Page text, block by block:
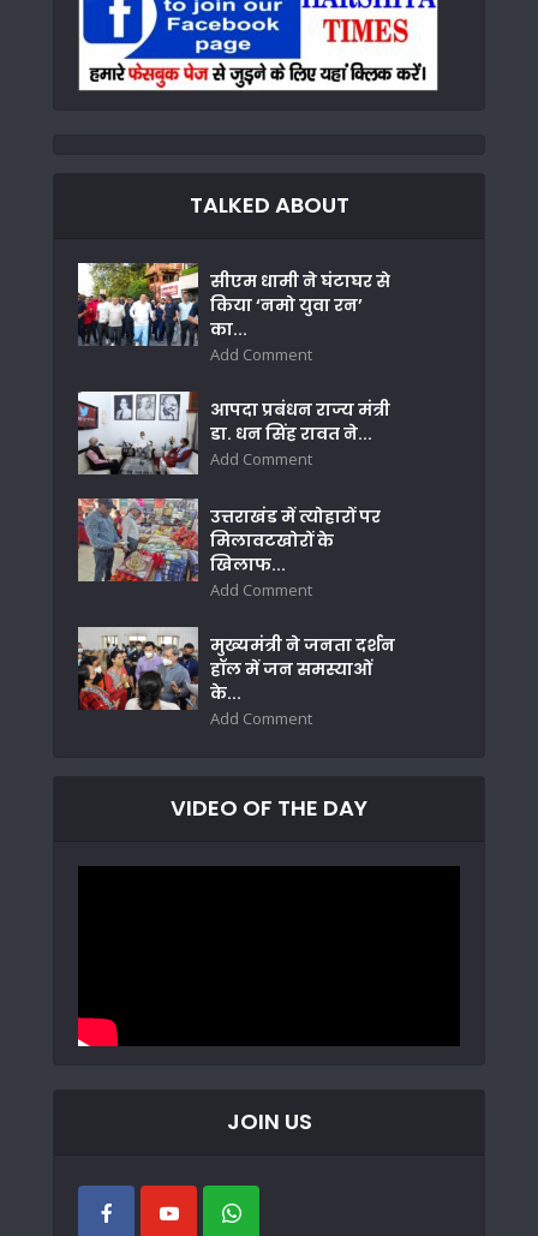
TALKED ABOUT
सीएम धामी ने घंटाघर से
किया ‘नमो युवा रन’
का...
Add Comment
आपदा प्रबंधन राज्य मंत्री
डा. धन सिंह रावत ने...
Add Comment
उत्तराखंड में त्योहारों पर
मिलावटखोरों के
खिलाफ...
Add Comment
मुख्यमंत्री ने जनता दर्शन
हॉल में जन समस्याओं
के...
Add Comment
VIDEO OF THE DAY
JOIN US